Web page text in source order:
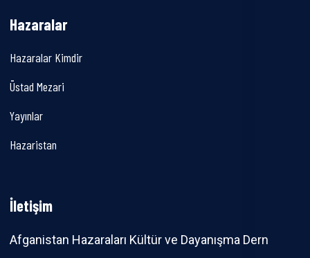
Hazaralar
Hazaralar Kimdir
Üstad Mezari
Yayınlar
Hazaristan
İletişim
Afganistan Hazaraları Kültür ve Dayanışma Derneği